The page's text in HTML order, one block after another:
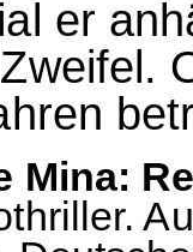
er
Mina: